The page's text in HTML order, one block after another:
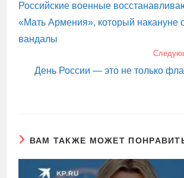
Российские военные
«Мать Армения», который накануне
вандалы
День России — это не только
ВАМ ТАКЖЕ МОЖЕТ